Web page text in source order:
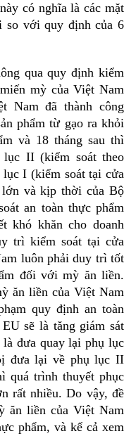
có nghĩa là các mặt
so với quy định của 6
qua quy định kiểm
mỳ của Việt Nam
Nam đã thành công
phẩm từ gạo ra khỏi
và 18 tháng sau thì
II (kiểm soát theo
I (kiểm soát tại cửa
và kịp thời của Bộ
an toàn thực phẩm
khó khăn cho doanh
trì kiểm soát tại cửa
luôn phải duy trì tốt
đối với mỳ ăn liền.
ăn liền của Việt Nam
quy định an toàn
sẽ là tăng giám sát
đưa quay lại phụ lục
đưa lại về phụ lục II
quá trình thuyết phục
rất nhiều. Do vậy, đề
ăn liền của Việt Nam
phẩm, và kể cả xem